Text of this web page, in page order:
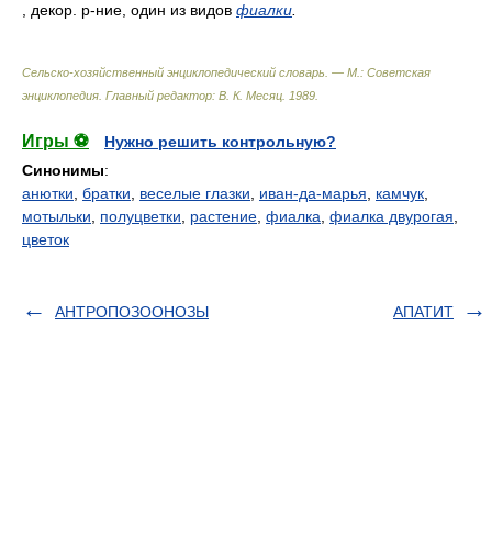
, декор. р-ние, один из видов фиалки
Сельско-хозяйственный энциклопедический словарь. — М.: Советская
энциклопедия Главный редактор: В. К. Месяц 1989
Игры ⚽
Нужно решить контрольную?
Синонимы:
анютки братки веселые глазки иван-да-марья камчук
мотыльки
полуцветки растение фиалка фиалка двурогая
цветок
АНТРОПОЗООНОЗЫ АПАТИТ